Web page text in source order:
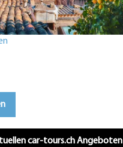
car-tours.ch Angeboten